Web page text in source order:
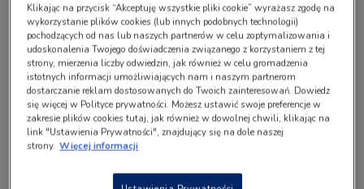
ulubiona czarna herbata (najlepiej sypana),
2 łyżki miodu,
kilka plasterków pomarańczy,
kilka plasterków jabłka,
goździki,
dwie anyżowe gwiazdki,
Klikając na przycisk “Akceptuję wszystkie pliki cookie” wyrażasz zgodę na
wykorzystanie plików cookies (lub innych podobnych technologii)
pochodzących od nas lub naszych partnerów w celu zoptymalizowania i
udoskonalenia Twojego doświadczenia związanego z korzystaniem z tej
strony, mierzenia liczby odwiedzin, jak również w celu gromadzenia
istotnych informacji umożliwiających nam i naszym partnerom
dostarczanie reklam dostosowanych do Twoich zainteresowań. Dowiedz
się więcej w Polityce prywatności. Możesz ustawić swoje preferencje w
zakresie plików cookies tutaj, jak również w dowolnej chwili, klikając na
link "Ustawienia Prywatności", znajdujący się na dole naszej
strony. Więcej informacji